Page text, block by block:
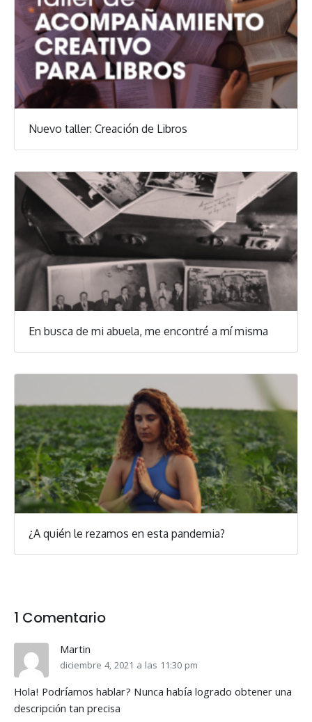
Nuevo taller: Creación de Libros
En busca de mi abuela, me encontré a mí misma
¿A quién le rezamos en esta pandemia?
1 Comentario
Martin
diciembre 4, 2021 a las 11:30 pm
Hola! Podríamos hablar? Nunca había logrado obtener una
descripción tan precisa